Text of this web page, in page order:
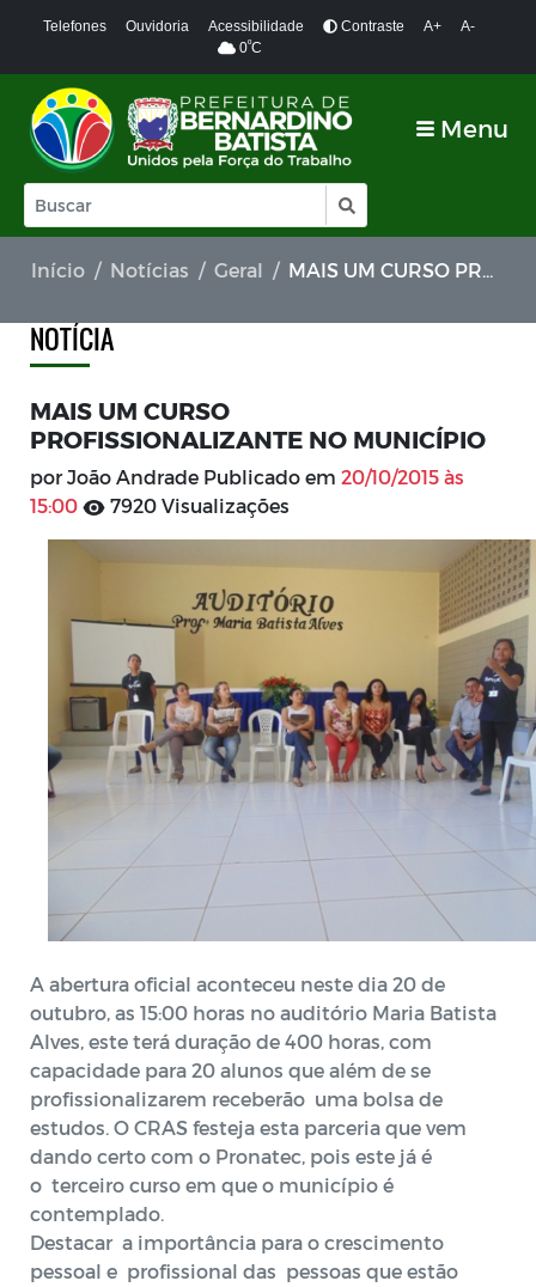
Telefones Ouvidoria Acessibilidade Contraste A+
A-
0ºC
Menu
Início Notícias Geral MAIS UM CURSO PROFISSIONALIZANTE NO MUNICÍPIO
NOTÍCIA
MAIS UM CURSO
PROFISSIONALIZANTE NO MUNICÍPIO
por João Andrade Publicado em 20/10/2015 às
15:00
7920 Visualizações
A abertura oficial aconteceu neste dia 20 de
outubro, as 15:00 horas no auditório Maria Batista
Alves, este terá duração de 400 horas, com
capacidade para 20 alunos que além de se
profissionalizarem receberão uma bolsa de
estudos. O CRAS festeja esta parceria que vem
dando certo com o Pronatec, pois este já é
o terceiro curso em que o município é
contemplado.
Destacar a importância para o crescimento
pessoal e profissional das pessoas que estão